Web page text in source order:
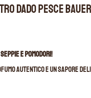
Dado Pesce
e pomodori!
autentico e un sapore